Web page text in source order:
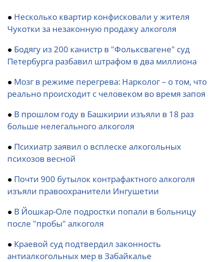
● Несколько квартир конфисковали у жителя
Чукотки за незаконную продажу алкоголя
● Бодягу из 200 канистр в "Фольксвагене" суд
Петербурга разбавил штрафом в два миллиона
● Мозг в режиме перегрева: Нарколог – о том, что
реально происходит с человеком во время запоя
● В прошлом году в Башкирии изъяли в 18 раз
больше нелегального алкоголя
● Психиатр заявил о всплеске алкогольных
психозов весной
● Почти 900 бутылок контрафактного алкоголя
изъяли правоохранители Ингушетии
● В Йошкар-Оле подростки попали в больницу
после "пробы" алкоголя
● Краевой суд подтвердил законность
антиалкогольных мер в Забайкалье